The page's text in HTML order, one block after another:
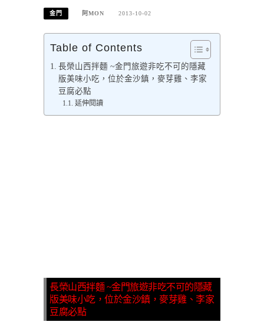
金門 阿MON 2013-10-02
Table of Contents
長榮山西拌麵 ~金門旅遊非吃不可的隱藏
版美味小吃，位於金沙鎮，麥芽雞、李家
豆腐必點
延伸閱讀
長榮山西拌麵 ~金門旅遊非吃不可的隱藏
版美味小吃，位於金沙鎮，麥芽雞、李家
豆腐必點